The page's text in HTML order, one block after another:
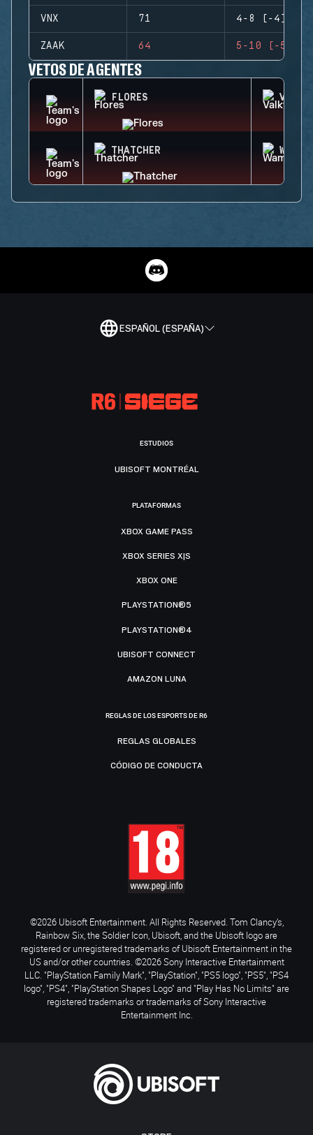
VNX 71 4-8 (-4)
ZAAK 64 5-10 (-5)
VETOS DE AGENTES
FLORES
THATCHER WAMAI
ESPAÑOL (ESPAÑA)
ESTUDIOS
UBISOFT MONTRÉAL
PLATAFORMAS
XBOX GAME PASS
XBOX SERIES X|S
XBOX ONE
PLAYSTATION®5
PLAYSTATION®4
UBISOFT CONNECT
AMAZON LUNA
REGLAS DE LOS ESPORTS DE R6
REGLAS GLOBALES
CÓDIGO DE CONDUCTA
©2026 Ubisoft Entertainment. All Rights Reserved. Tom Clancy’s,
Rainbow Six, the Soldier Icon, Ubisoft, and the Ubisoft logo are
registered or unregistered trademarks of Ubisoft Entertainment in the
US and/or other countries. ©2026 Sony Interactive Entertainment
LLC. "PlayStation Family Mark", "PlayStation", "PS5 logo", "PS5", "PS4
logo", "PS4", "PlayStation Shapes Logo" and "Play Has No Limits" are
registered trademarks or trademarks of Sony Interactive
Entertainment Inc.